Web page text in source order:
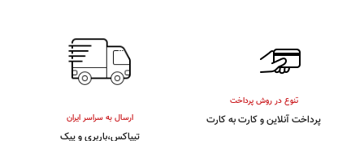
تنوع در روش پرداخت
پرداخت آنلاین و کارت به کارت ارسال به سراسر ایران
تیپاکس،باربری و پیک